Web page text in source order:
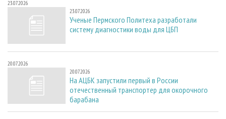
23.07.2026
23.07.2026
Ученые Пермского Политеха разработали
систему диагностики воды для ЦБП
20.07.2026
20.07.2026
На АЦБК запустили первый в России
отечественный транспортер для окорочного
барабана